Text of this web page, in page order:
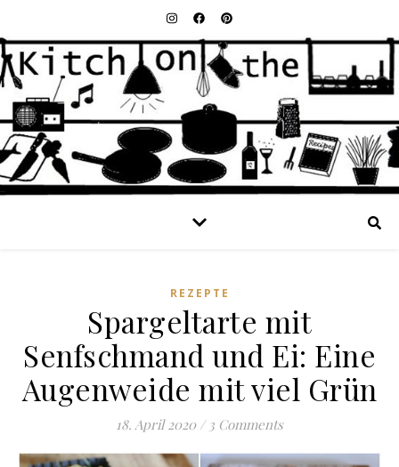
REZEPTE
Spargeltarte mit
Senfschmand und Ei: Eine
Augenweide mit viel Grün
18. April 2020 / 3 Comments